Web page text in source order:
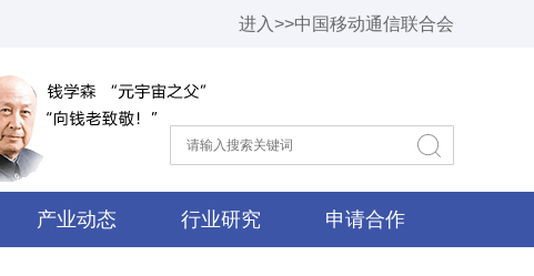
进入>>中国移动通信联合会
产业动态 行业研究 申请合作